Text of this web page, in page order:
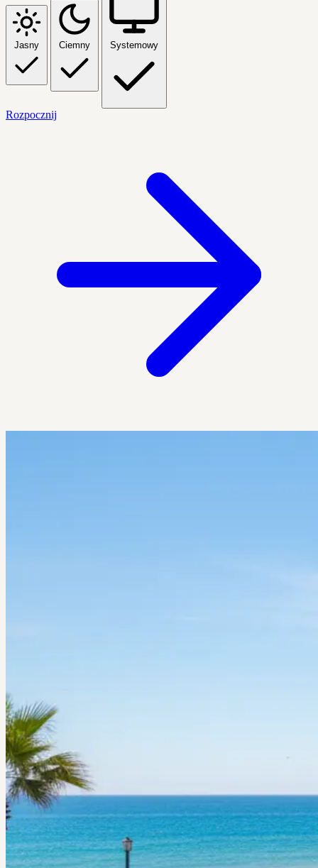
Jasny Ciemny Systemowy
Rozpocznij